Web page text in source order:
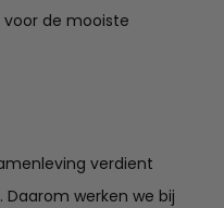
de mooiste
verdient
Daarom werken we bij